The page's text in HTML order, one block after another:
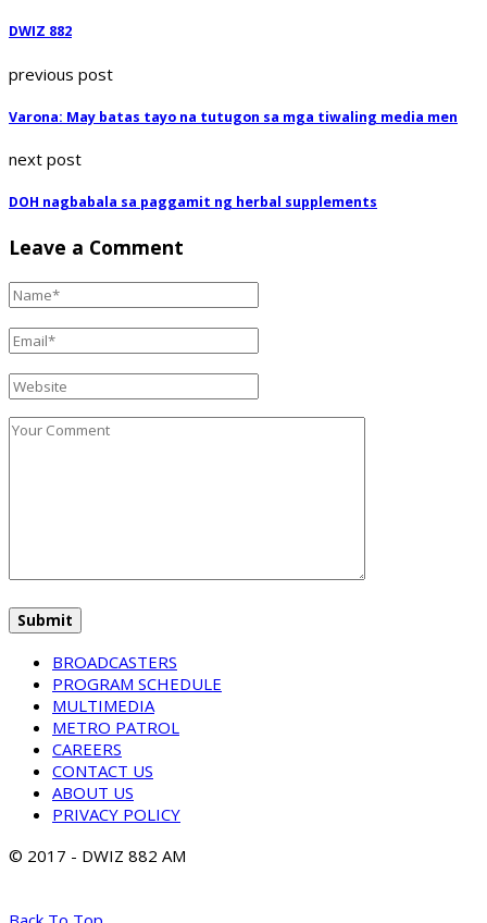
DWIZ 882
previous post
Varona: May batas tayo na tutugon sa mga tiwaling media men
next post
DOH nagbabala sa paggamit ng herbal supplements
Leave a Comment
BROADCASTERS
PROGRAM SCHEDULE
MULTIMEDIA
METRO PATROL
CAREERS
CONTACT US
ABOUT US
PRIVACY POLICY
© 2017 - DWIZ 882 AM